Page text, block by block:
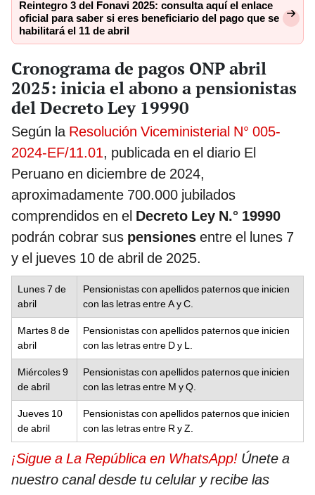
Reintegro 3 del Fonavi 2025: consulta aquí el enlace
oficial para saber si eres beneficiario del pago que se
habilitará el 11 de abril
Cronograma de pagos ONP abril
2025: inicia el abono a pensionistas
del Decreto Ley 19990
Según la Resolución Viceministerial N° 005-
2024-EF/11.01, publicada en el diario El
Peruano en diciembre de 2024,
aproximadamente 700.000 jubilados
comprendidos en el Decreto Ley N.° 19990
podrán cobrar sus pensiones entre el lunes 7
y el jueves 10 de abril de 2025.
Lunes 7 de
abril
Pensionistas con apellidos paternos que inicien
con las letras entre A y C.
Martes 8 de
abril
Pensionistas con apellidos paternos que inicien
con las letras entre D y L.
Miércoles 9
de abril
Pensionistas con apellidos paternos que inicien
con las letras entre M y Q.
Jueves 10
de abril
Pensionistas con apellidos paternos que inicien
con las letras entre R y Z.
¡Sigue a La República en WhatsApp! Únete a
nuestro canal desde tu celular y recibe las